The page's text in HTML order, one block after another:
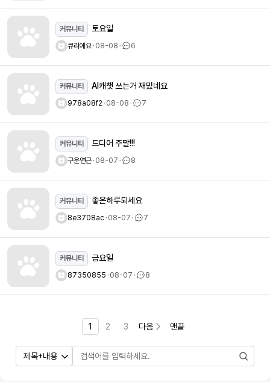
커뮤니티 토요일
큐리에요ㆍ08-08ㆍ 6
커뮤니티 AI캐챗 쓰는거 재밌네요
978a08f2ㆍ08-08ㆍ 7
커뮤니티 드디어 주말!!!
구운연근ㆍ08-07ㆍ 8
커뮤니티 좋은하루되세요
8e3708acㆍ08-07ㆍ 7
커뮤니티 금요일
87350855ㆍ08-07ㆍ 8
1 2 3 다음 맨끝